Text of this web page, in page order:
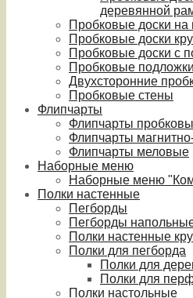
деревянной
Пробковые доски на
Пробковые доски
Пробковые доски с
Пробковые
Двухсторонние
Пробковые стены
Флипчарты
Флипчарты
Флипчарты
Флипчарты меловые
Наборные меню
Наборные меню
Полки настенные
Пегборды
Пегборды
Полки настенные
Полки для пегборда
Полки для
Полки для
Полки настольные